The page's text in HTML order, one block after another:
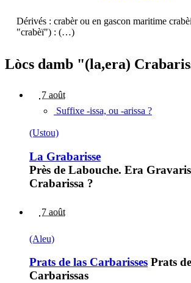
Dérivés : crabèr ou en gascon maritime
"crabèï") : (…)
Lòcs damb "(la,era)
7 août
Suffixe -issa, ou -arissa ?
(Ustou)
La Grabarisse
Près de Labouche. Era
Crabarissa ?
7 août
(Aleu)
Prats de las Carbarisses Prats
Carbarissas